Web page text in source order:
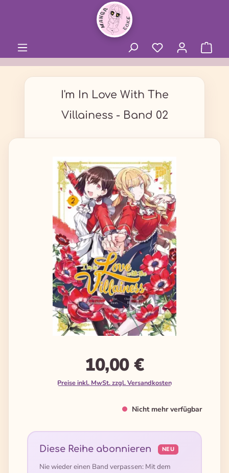
I'm In Love With The
Villainess - Band 02
Bildergalerie überspringen
10,00 €
Preise inkl. MwSt. zzgl. Versandkosten
Nicht mehr verfügbar
Diese Reihe abonnieren NEU
Nie wieder einen Band verpassen: Mit dem